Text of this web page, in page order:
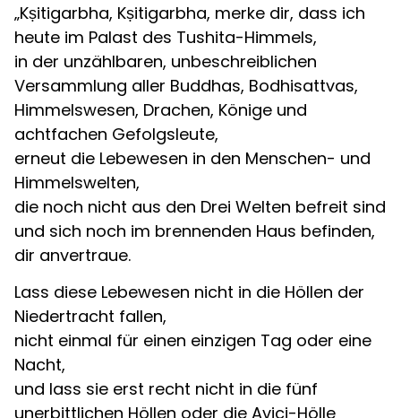
„Kṣitigarbha, Kṣitigarbha, merke dir, dass ich
heute im Palast des Tushita-Himmels,
in der unzählbaren, unbeschreiblichen
Versammlung aller Buddhas, Bodhisattvas,
Himmelswesen, Drachen, Könige und
achtfachen Gefolgsleute,
erneut die Lebewesen in den Menschen- und
Himmelswelten,
die noch nicht aus den Drei Welten befreit sind
und sich noch im brennenden Haus befinden,
dir anvertraue.
Lass diese Lebewesen nicht in die Höllen der
Niedertracht fallen,
nicht einmal für einen einzigen Tag oder eine
Nacht,
und lass sie erst recht nicht in die fünf
unerbittlichen Höllen oder die Avici-Hölle